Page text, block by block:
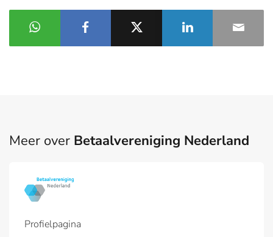
Meer over Betaalvereniging Nederland
Profielpagina